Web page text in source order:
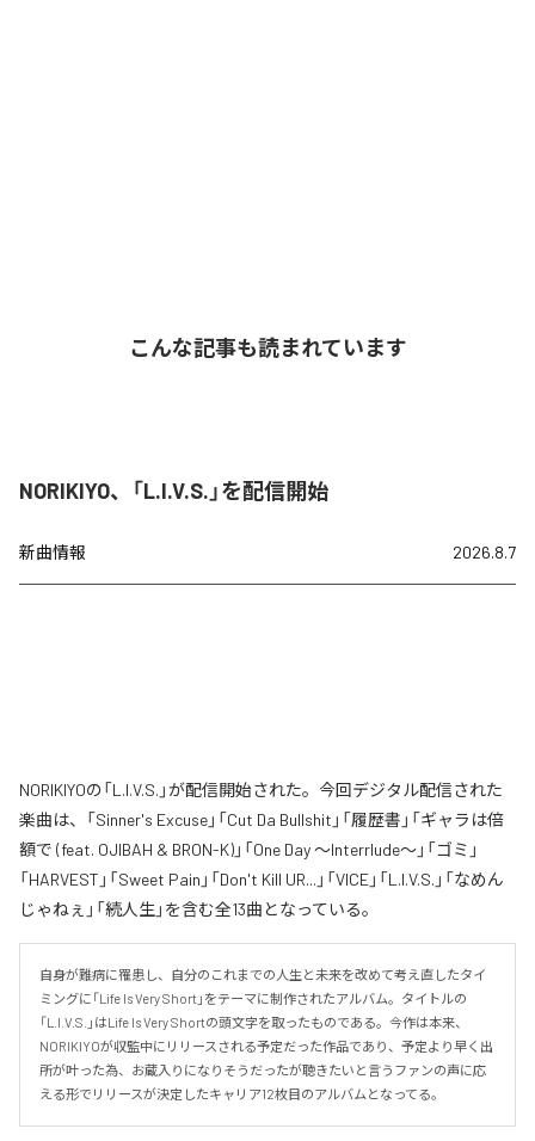
こんな記事も読まれています
NORIKIYO、「L.I.V.S.」を配信開始
新曲情報 2026.8.7
NORIKIYOの「L.I.V.S.」が配信開始された。今回デジタル配信された
楽曲は、「Sinner's Excuse」「Cut Da Bullshit」「履歴書」「ギャラは倍
額で (feat. OJIBAH & BRON-K)」「One Day ～Interrlude～」「ゴミ」
「HARVEST」「Sweet Pain」「Don't Kill UR...」「VICE」「L.I.V.S.」「なめん
じゃねぇ」「続人生」を含む全13曲となっている。
自身が難病に罹患し、自分のこれまでの人生と未来を改めて考え直したタイ
ミングに「Life Is Very Short」をテーマに制作されたアルバム。タイトルの
「L.I.V.S.」はLife Is Very Shortの頭文字を取ったものである。今作は本来、
NORIKIYOが収監中にリリースされる予定だった作品であり、予定より早く出
所が叶った為、お蔵入りになりそうだったが聴きたいと言うファンの声に応
える形でリリースが決定したキャリア12枚目のアルバムとなってる。